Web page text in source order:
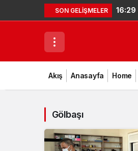
SON GELIŞMELER 16:29
Akış Anasayfa Home
Gölbaşı